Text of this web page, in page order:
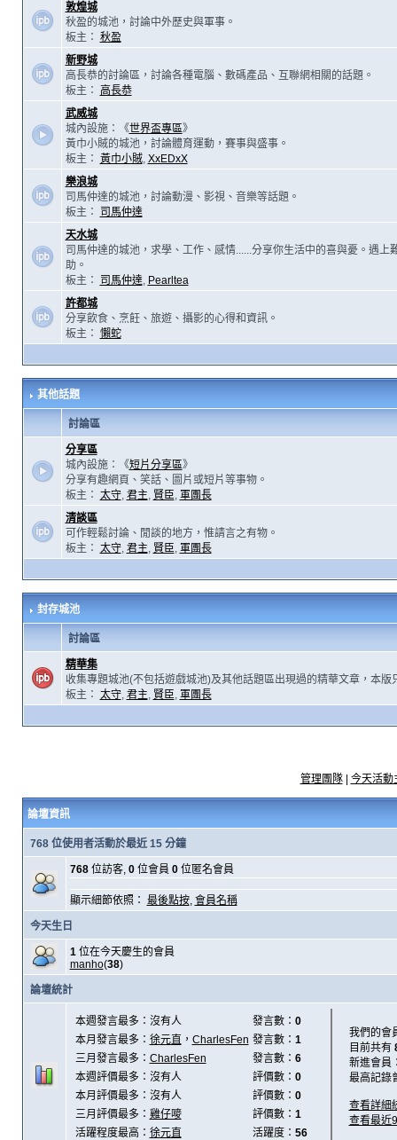
敦煌城
秋盈的城池，討論中外歷史與軍事。
板主： 秋盈
新野城
高長恭的討論區，討論各種電腦、數碼產品、互聯網相關的話題。
板主：
高長恭
武威城
城內設施：《世界盃專區》
黃巾小賊的城池，討論體育運動，賽事與盛事。
板主： 黃巾小賊, XxEDxX
樂浪城
司馬仲達的城池，討論動漫、影視、音樂等話題。
板主：
司馬仲達
天水城
司馬仲達的城池，求學、工作、感情......分享你生活中的喜與憂。遇上
助。
板主：
司馬仲達, Pearltea
許都城
分享飲食、烹飪、旅遊、攝影的心得和資訊。
板主： 懶蛇
其他話題
討論區
分享區
城內設施：《短片分享區》
分享有趣網頁、笑話、圖片或短片等事物。
板主： 太守, 君主, 賢臣, 軍團長
清談區
可作輕鬆討論、閒談的地方，惟請言之有物。
板主： 太守, 君主, 賢臣, 軍團長
封存城池
討論區
精華集
收集專題城池(不包括遊戲城池)及其他話題區出現過的精華文章，本版
板主： 太守, 君主, 賢臣, 軍團長
管理團隊| 今天活動
論壇資訊
768 位使用者活動於最近 15 分鐘
768位訪客, 0位會員 0位匿名會員
顯示細節依照： 最後點按, 會員名稱
今天生日
1位在今天慶生的會員
manho(38)
論壇統計
本週發言最多：沒有人 發言數： 0
本月發言最多： 徐元直 ， CharlesFen 發言數： 1
三月發言最多： CharlesFen 發言數： 6
本週評價最多：沒有人
評價數： 0
本月評價最多：沒有人
評價數： 0
三月評價最多： 雞仔嘜 評價數： 1
活躍程度最高： 徐元直 活躍度： 56
我們的會
目前共有
新進會員
最高記錄
查看詳細
查看最近